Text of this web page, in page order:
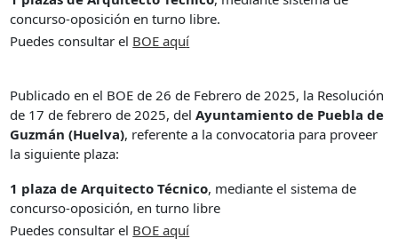
concurso-oposición en turno libre.
Puedes consultar el BOE aquí
Publicado en el BOE de 26 de Febrero de 2025, la Resolución
de 17 de febrero de 2025, delAyuntamiento de Puebla de
Guzmán (Huelva), referente a la convocatoria para proveer
la siguiente plaza:
1 plaza de Arquitecto Técnico, mediante el sistema de
concurso-oposición, en turno libre
Puedes consultar el BOE aquí